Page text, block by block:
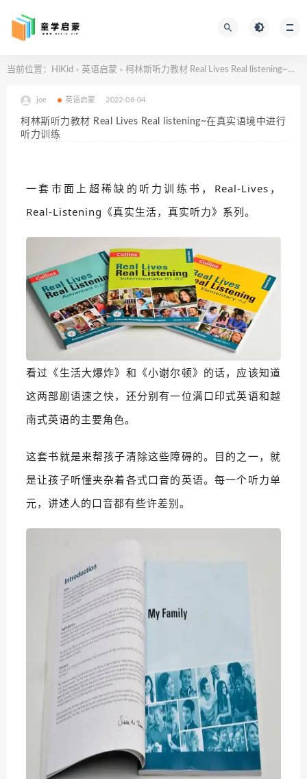
当前位置： HiKid > 英语启蒙 > 柯林斯听力教材 Real Lives Real listening~在真实语境中进行听力训练
joe 英语启蒙 2022-08-04
柯林斯听力教材 Real Lives Real listening~在真实语境中进行
听力训练
一套市面上超稀缺的听力训练书，Real-Lives，
Real-Listening《真实生活，真实听力》系列。
看过《生活大爆炸》和《小谢尔顿》的话，应该知道
这两部剧语速之快，还分别有一位满口印式英语和越
南式英语的主要角色。
这套书就是来帮孩子清除这些障碍的。目的之一，就
是让孩子听懂夹杂着各式口音的英语。每一个听力单
元，讲述人的口音都有些许差别。